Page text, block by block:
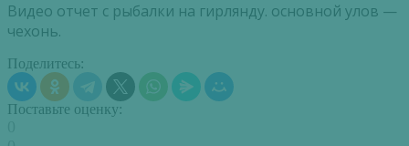
Видео отчет с рыбалки на гирлянду. основной улов —
чехонь.
Поделитесь:
Поставьте оценку: